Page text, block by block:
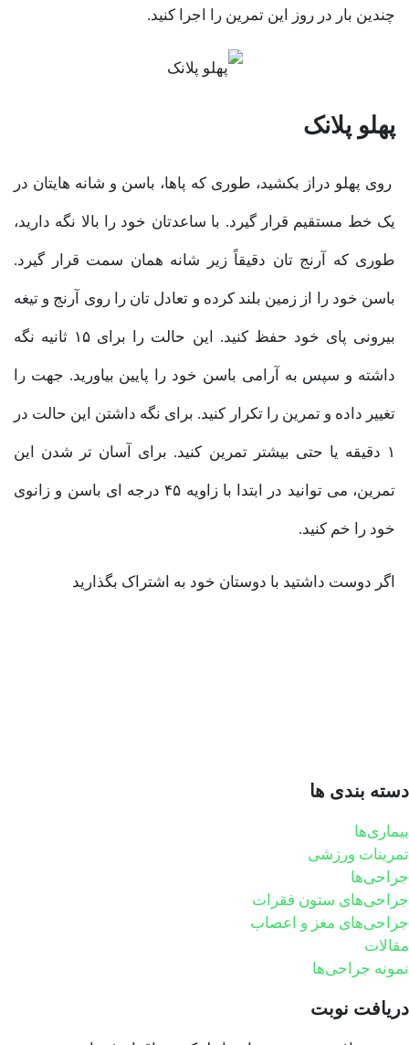
چندین بار در روز این تمرین را اجرا کنید.
پهلو پلانک
روی پهلو دراز بکشید، طوری که پاها، باسن و شانه هایتان در
یک خط مستقیم قرار گیرد. با ساعدتان خود را بالا نگه دارید،
طوری که آرنج تان دقیقاً زیر شانه همان سمت قرار گیرد.
باسن خود را از زمین بلند کرده و تعادل تان را روی آرنج و تیغه
بیرونی پای خود حفظ کنید. این حالت را برای ۱۵ ثانیه نگه
داشته و سپس به آرامی باسن خود را پایین بیاورید. جهت را
تغییر داده و تمرین را تکرار کنید. برای نگه داشتن این حالت در
۱ دقیقه یا حتی بیشتر تمرین کنید. برای آسان تر شدن این
تمرین، می توانید در ابتدا با زاویه ۴۵ درجه ای باسن و زانوی
خود را خم کنید.
اگر دوست داشتید با دوستان خود به اشتراک بگذارید
دسته بندی ها
بیماری‌ها
تمرینات ورزشی
جراحی‌ها
جراحی‌های ستون فقرات
جراحی‌های مغز و اعصاب
مقالات
نمونه جراحی‌ها
دریافت نوبت